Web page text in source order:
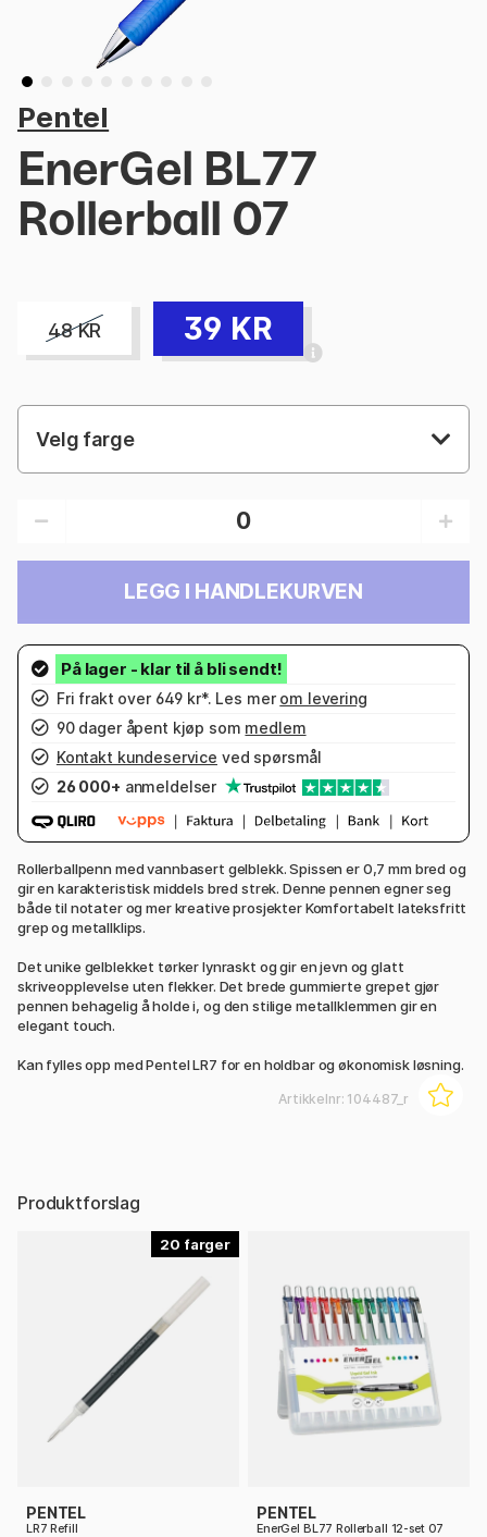
Pentel
EnerGel BL77
Rollerball 07
48KR 39 KR
Velg farge
LEGG I HANDLEKURVEN
Fri frakt over 649 kr*. Les mer om levering
90 dager åpent kjøp som medlem
Kontakt kundeservice ved spørsmål
26 000+ anmeldelser
Rollerballpenn med vannbasert gelblekk. Spissen er 0,7 mm bred og
gir en karakteristisk middels bred strek. Denne pennen egner seg
både til notater og mer kreative prosjekter Komfortabelt lateksfritt
grep og metallklips.
Det unike gelblekket tørker lynraskt og gir en jevn og glatt
skriveopplevelse uten flekker. Det brede gummierte grepet gjør
pennen behagelig å holde i, og den stilige metallklemmen gir en
elegant touch.
Kan fylles opp med Pentel LR7 for en holdbar og økonomisk løsning.
Artikkelnr: 104487_r
Produktforslag
20
PENTEL
LR7 Refill
PENTEL
EnerGel BL77 Rollerball 12-set 07